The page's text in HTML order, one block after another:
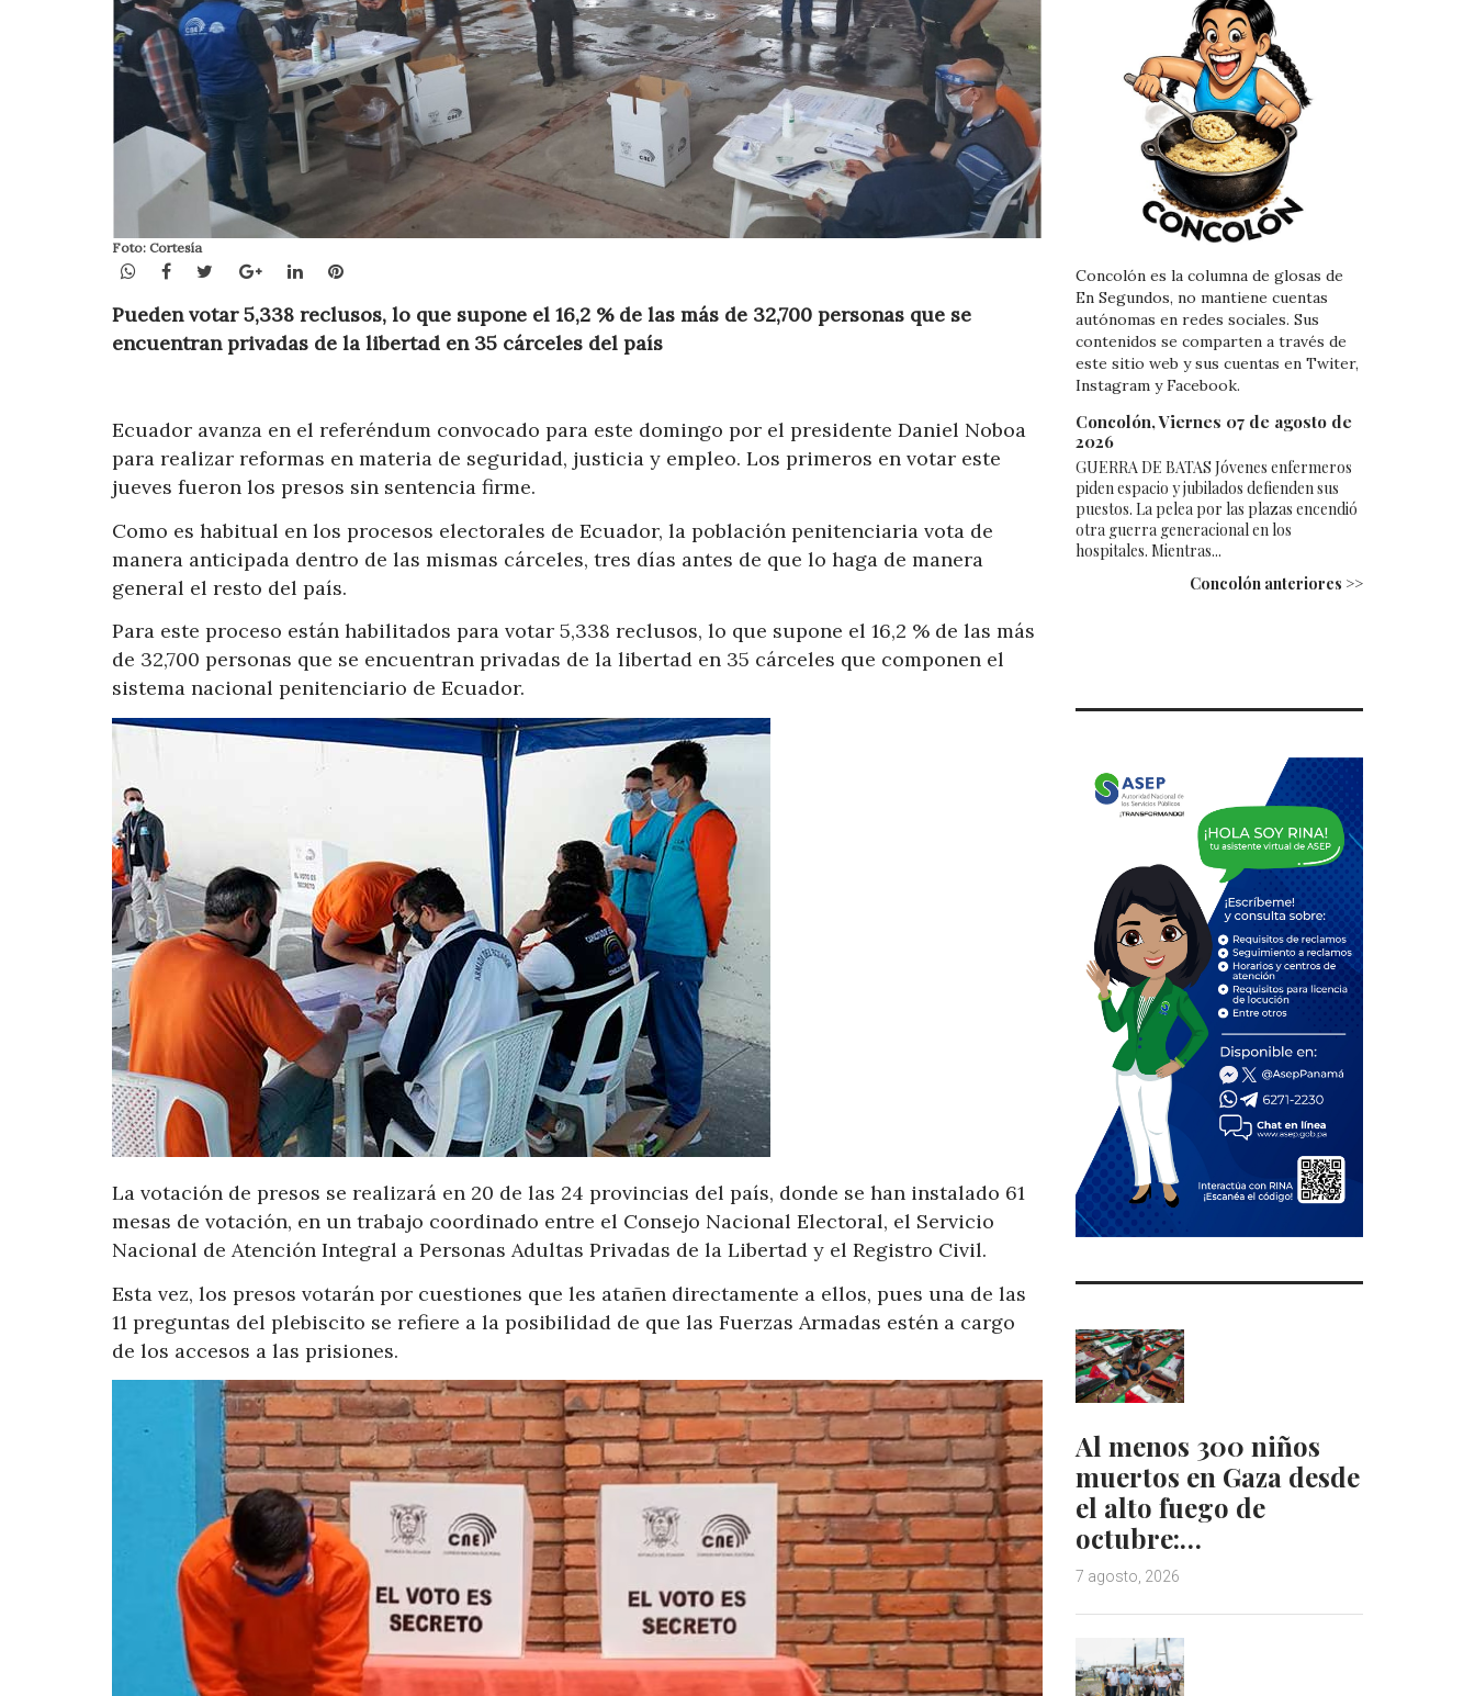
Foto: Cortesía
WhatsApp
Facebook
TwitterGoogle+LinkedInPinterest
Pueden votar 5,338 reclusos, lo que supone el 16,2 % de las más de 32,700 personas que se
encuentran privadas de la libertad en 35 cárceles del país
Ecuador avanza en el referéndum convocado para este domingo por el presidente Daniel Noboa
para realizar reformas en materia de seguridad, justicia y empleo. Los primeros en votar este
jueves fueron los presos sin sentencia firme.
Como es habitual en los procesos electorales de Ecuador, la población penitenciaria vota de
manera anticipada dentro de las mismas cárceles, tres días antes de que lo haga de manera
general el resto del país.
Para este proceso están habilitados para votar 5,338 reclusos, lo que supone el 16,2 % de las más
de 32,700 personas que se encuentran privadas de la libertad en 35 cárceles que componen el
sistema nacional penitenciario de Ecuador.
La votación de presos se realizará en 20 de las 24 provincias del país, donde se han instalado 61
mesas de votación, en un trabajo coordinado entre el Consejo Nacional Electoral, el Servicio
Nacional de Atención Integral a Personas Adultas Privadas de la Libertad y el Registro Civil.
Esta vez, los presos votarán por cuestiones que les atañen directamente a ellos, pues una de las
11 preguntas del plebiscito se refiere a la posibilidad de que las Fuerzas Armadas estén a cargo
de los accesos a las prisiones.
Concolón es la columna de glosas de
En Segundos, no mantiene cuentas
autónomas en redes sociales. Sus
contenidos se comparten a través de
este sitio web y sus cuentas en Twiter,
Instagram y Facebook.
Concolón, Viernes 07 de agosto de
2026
GUERRA DE BATAS Jóvenes enfermeros
piden espacio y jubilados defienden sus
puestos. La pelea por las plazas encendió
otra guerra generacional en los
hospitales. Mientras...
Concolón anteriores >>
Al menos 300 niños
muertos en Gaza desde
el alto fuego de
octubre:…
7 agosto, 2026